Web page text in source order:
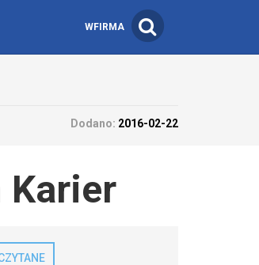
WFIRMA
Dodano: 2016-02-22
Karier